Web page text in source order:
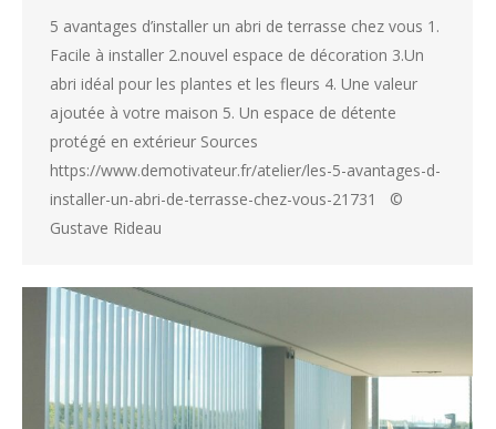
5 avantages d’installer un abri de terrasse chez vous 1.
Facile à installer 2.nouvel espace de décoration 3.Un
abri idéal pour les plantes et les fleurs 4. Une valeur
ajoutée à votre maison 5. Un espace de détente
protégé en extérieur Sources
https://www.demotivateur.fr/atelier/les-5-avantages-d-
installer-un-abri-de-terrasse-chez-vous-21731 ©
Gustave Rideau